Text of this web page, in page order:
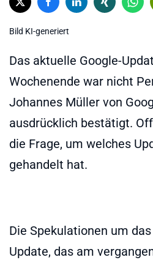
Bild KI-generiert
Das aktuelle Google-
Wochenende war nicht
Johannes Müller von
ausdrücklich bestätigt.
die Frage, um welches
gehandelt hat.
Die Spekulationen um
Update, das am